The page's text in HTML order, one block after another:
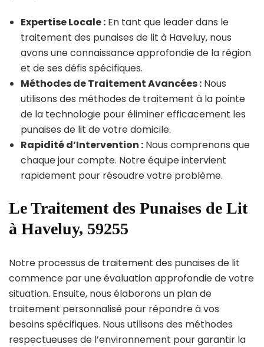
Expertise Locale : En tant que leader dans le
traitement des punaises de lit à Haveluy, nous
avons une connaissance approfondie de la région
et de ses défis spécifiques.
Méthodes de Traitement Avancées : Nous
utilisons des méthodes de traitement à la pointe
de la technologie pour éliminer efficacement les
punaises de lit de votre domicile.
Rapidité d’Intervention : Nous comprenons que
chaque jour compte. Notre équipe intervient
rapidement pour résoudre votre problème.
Le Traitement des Punaises de Lit
à Haveluy, 59255
Notre processus de traitement des punaises de lit
commence par une évaluation approfondie de votre
situation. Ensuite, nous élaborons un plan de
traitement personnalisé pour répondre à vos
besoins spécifiques. Nous utilisons des méthodes
respectueuses de l’environnement pour garantir la